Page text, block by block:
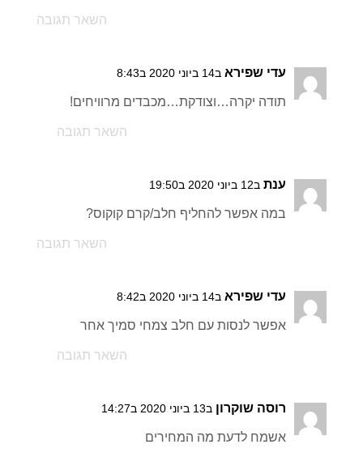
השאר תגובה
עדי שפירא ב14 ביוני 2020 ב8:43
תודה יקרה…וצודקת…מכבדים מרוויחים!
השאר תגובה
ענת ב12 ביוני 2020 ב19:50
במה אפשר להחליף חלב/קרם קוקוס?
השאר תגובה
עדי שפירא ב14 ביוני 2020 ב8:42
אפשר לנסות עם חלב צמחי סמיך אחר
השאר תגובה
רוסה שוקרון ב13 ביוני 2020 ב14:27
אשמח לדעת מה המחירים